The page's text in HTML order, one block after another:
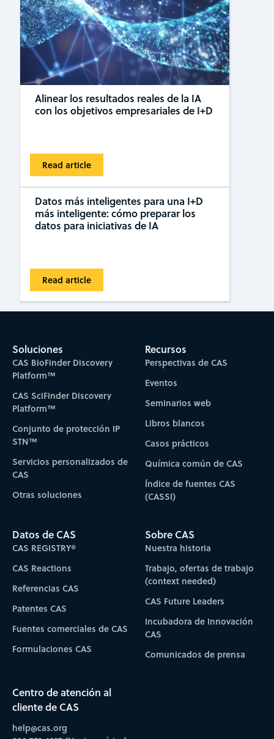
Alinear los resultados reales de la IA
con los objetivos empresariales de I+D
Read article
Datos más inteligentes para una I+D
más inteligente: cómo preparar los
datos para iniciativas de IA
Read article
Soluciones
CAS BioFinder Discovery
Platform™
CAS SciFinder Discovery
Platform™
Conjunto de protección IP
STN™
Servicios personalizados de
CAS
Otras soluciones
Recursos
Perspectivas de CAS
Eventos
Seminarios web
Libros blancos
Casos prácticos
Química común de CAS
Índice de fuentes CAS
(CASSI)
Datos de CAS
CAS REGISTRY®
CAS Reactions
Referencias CAS
Patentes CAS
Fuentes comerciales de CAS
Formulaciones CAS
Sobre CAS
Nuestra historia
Trabajo, ofertas de trabajo
(context needed)
CAS Future Leaders
Incubadora de Innovación
CAS
Comunicados de prensa
Centro de atención al
cliente de CAS
help@cas.org